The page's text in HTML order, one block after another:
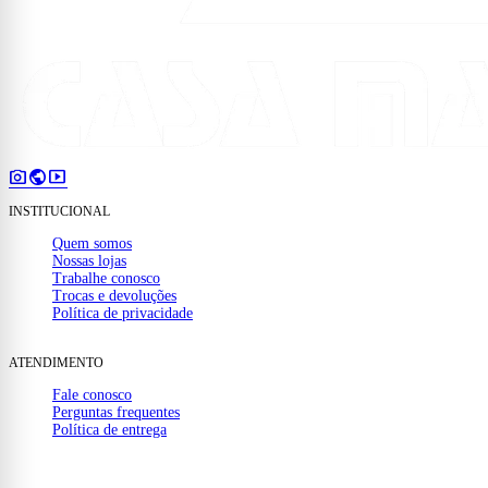
photo_camerapublicsmart_display
INSTITUCIONAL
Quem somos
Nossas lojas
Trabalhe conosco
Trocas e devoluções
Política de privacidade
ATENDIMENTO
Fale conosco
Perguntas frequentes
Política de entrega